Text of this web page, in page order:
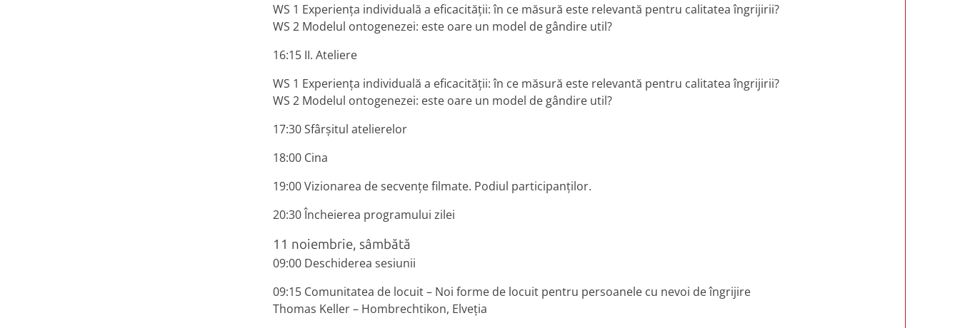
WS 1 Experiența individuală a eficacității: în ce măsură este relevantă pentru calitatea îngrijirii?
WS 2 Modelul ontogenezei: este oare un model de gândire util?
16:15 II. Ateliere
WS 1 Experiența individuală a eficacității: în ce măsură este relevantă pentru calitatea îngrijirii?
WS 2 Modelul ontogenezei: este oare un model de gândire util?
17:30 Sfârșitul atelierelor
18:00 Cina
19:00 Vizionarea de secvențe filmate. Podiul participanților.
20:30 Încheierea programului zilei
11 noiembrie, sâmbătă
09:00 Deschiderea sesiunii
09:15 Comunitatea de locuit – Noi forme de locuit pentru persoanele cu nevoi de îngrijire
Thomas Keller – Hombrechtikon, Elveția